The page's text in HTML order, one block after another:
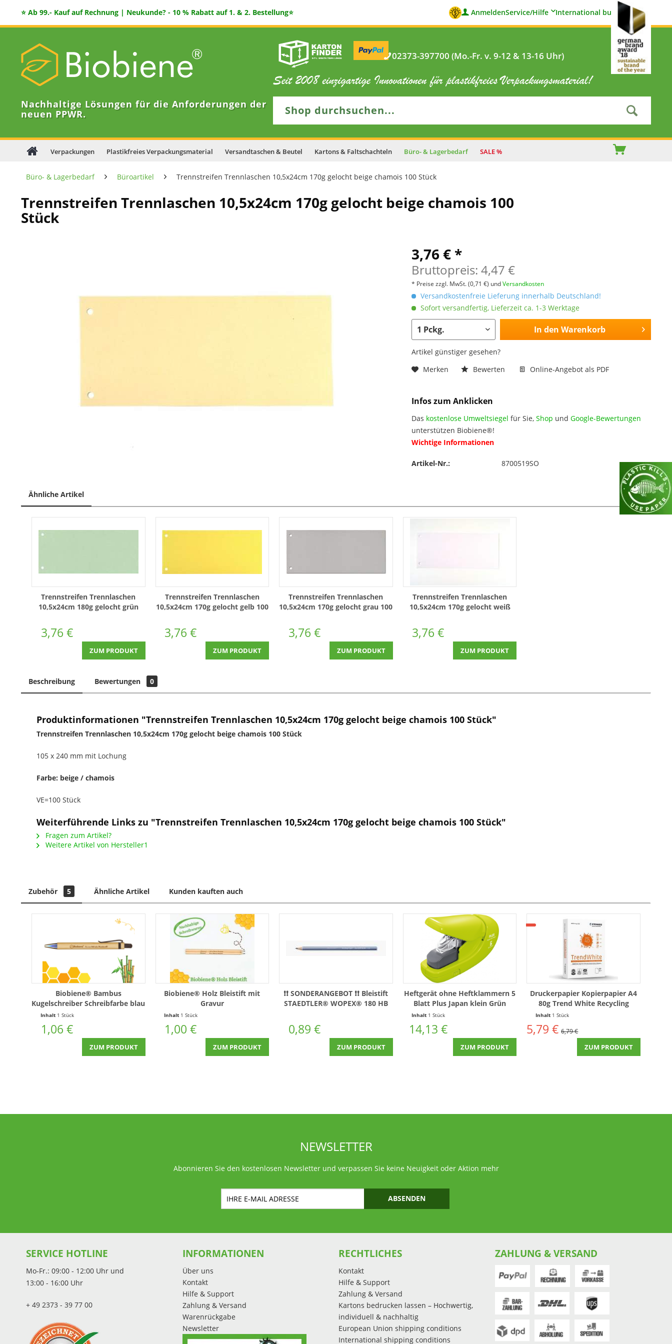
⭐ Ab 99.- Kauf auf Rechnung | Neukunde? - 10 % Rabatt auf 1. & 2. Bestellung⭐ AnmeldenService/Hilfe International buyers
Nachhaltige Lösungen für die Anforderungen der
neuen PPWR.
02373-397700 (Mo.-Fr. v. 9-12 & 13-16 Uhr)
Verpackungen Plastikfreies Verpackungsmaterial Versandtaschen & Beutel Kartons & Faltschachteln Büro- & Lagerbedarf SALE %
Büro- & Lagerbedarf Büroartikel Trennstreifen Trennlaschen 10,5x24cm 170g gelocht beige chamois 100 Stück
Trennstreifen Trennlaschen 10,5x24cm 170g gelocht beige chamois 100
Stück
3,76 € *
Bruttopreis: 4,47 €
* Preise zzgl. MwSt.(0,71 €) undVersandkosten
Versandkostenfreie Lieferung innerhalb Deutschland!
Sofort versandfertig, Lieferzeit ca. 1-3 Werktage
In den Warenkorb
Artikel günstiger gesehen?
Merken
Bewerten Online-Angebot als PDF
Infos zum Anklicken
Das kostenlose Umweltsiegel für Sie,Shop undGoogle-Bewertungen
unterstützen Biobiene®!
Wichtige Informationen
Artikel-Nr.: 8700519SO
Ähnliche Artikel
Trennstreifen Trennlaschen
10,5x24cm 180g gelocht grün
3,76 €
ZUM PRODUKT
Trennstreifen Trennlaschen
10,5x24cm 170g gelocht gelb 100
3,76 €
ZUM PRODUKT
Trennstreifen Trennlaschen
10,5x24cm 170g gelocht grau 100
3,76 €
ZUM PRODUKT
Trennstreifen Trennlaschen
10,5x24cm 170g gelocht weiß
3,76 €
ZUM PRODUKT
Beschreibung Bewertungen 0
Produktinformationen "Trennstreifen Trennlaschen 10,5x24cm 170g gelocht beige chamois 100 Stück"
Trennstreifen Trennlaschen 10,5x24cm 170g gelocht beige chamois 100 Stück
105 x 240 mm mit Lochung
Farbe: beige / chamois
VE=100 Stück
Weiterführende Links zu "Trennstreifen Trennlaschen 10,5x24cm 170g gelocht beige chamois 100 Stück"
Fragen zum Artikel?
Weitere Artikel von Hersteller1
Zubehör 5 Ähnliche Artikel Kunden kauften auch
Biobiene® Bambus
Kugelschreiber Schreibfarbe blau
Inhalt 1 Stück
1,06 €
ZUM PRODUKT
Biobiene® Holz Bleistift mit
Gravur
Inhalt 1 Stück
1,00 €
ZUM PRODUKT
❗❗ SONDERANGEBOT ❗❗ Bleistift
STAEDTLER® WOPEX® 180 HB
0,89 €
ZUM PRODUKT
Heftgerät ohne Heftklammern 5
Blatt Plus Japan klein Grün
Inhalt 1 Stück
14,13 €
ZUM PRODUKT
Druckerpapier Kopierpapier A4
80g Trend White Recycling
Papier (500 Blatt)
Inhalt 1 Stück
5,79 € 6,79 €
ZUM PRODUKT
NEWSLETTER
Abonnieren Sie den kostenlosen Newsletter und verpassen Sie keine Neuigkeit oder Aktion mehr
ABSENDEN
SERVICE HOTLINE
Mo-Fr.: 09:00 - 12:00 Uhr und
13:00 - 16:00 Uhr
+ 49 2373 - 39 77 00
INFORMATIONEN
Über uns
Kontakt
Hilfe & Support
Zahlung & Versand
Warenrückgabe
Newsletter
RECHTLICHES
Kontakt
Hilfe & Support
Zahlung & Versand
Kartons bedrucken lassen – Hochwertig,
individuell & nachhaltig
European Union shipping conditions
International shipping conditions
ZAHLUNG & VERSAND